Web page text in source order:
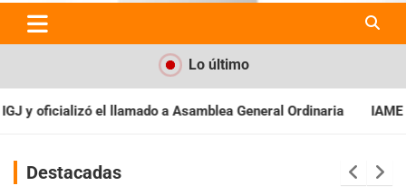
Argentina
Lo último
Ordinaria IAME SERIES ARGENTINA: Baradero
Destacadas